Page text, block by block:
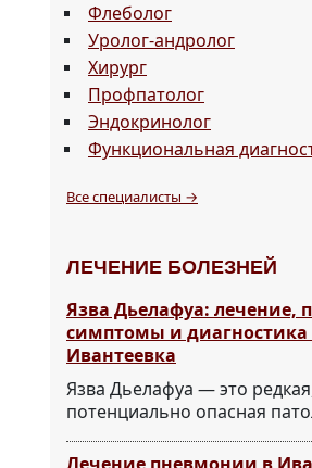
Флеболог
Уролог-андролог
Хирург
Профпатолог
Эндокринолог
Функциональная
Все специалисты →
ЛЕЧЕНИЕ БОЛЕЗНЕЙ
Язва Дьелафуа: лечение,
симптомы и диагностика
Ивантеевка
Язва Дьелафуа — это
потенциально опасная